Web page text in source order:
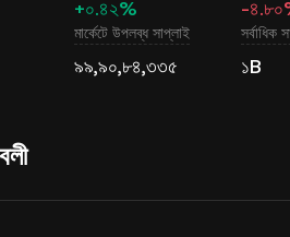
+০.৪২% -
মার্কেটে উপলব্ধ সাপ্লাই
৯৯,৯০,৮৪,৩৩৫
সর্বাধিক
১B